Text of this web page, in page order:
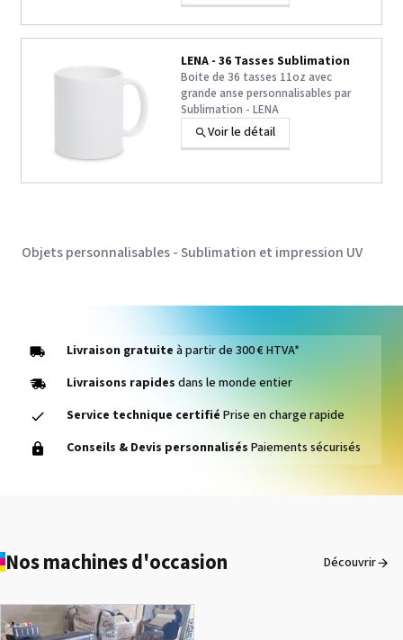
LENA - 36 Tasses Sublimation
Boite de 36 tasses 11oz avec
grande anse personnalisables par
Sublimation - LENA
Voir le détail
Objets personnalisables - Sublimation et impression UV
Livraison gratuite à partir de 300 € HTVA*
Livraisons rapides dans le monde entier
Service technique certifié Prise en charge rapide
Conseils & Devis personnalisés Paiements sécurisés
Nos machines d'occasion Découvrir